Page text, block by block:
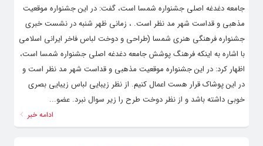
جامعه دغدغه اصلی جشنواره شمسا است، گفت: در این جشنواره موقعیت
مذهبی و قداست شهر مد نظر است. ، زمانی ظهر شنبه در نشست خبری
جشنواره فرهنگی هنری شمسا (طراحی و دوخت لباس فاخر ایرانی اسلامی
با اشاره به اینکه فرهنگ پوشش جامعه دغدغه اصلی جشنواره شمسا است،
اظهار کرد: در این جشنواره موقعیت مذهبی و قداست شهر مد نظر است و
در این پوشاک قرار هست اعمال کنیم. از نظر زیبایی لباس زیبایی بصری
خوبی داشته باشد و از نظر دوخت طرح را زیر سوال نبرد. عضو...
ادامه خبر